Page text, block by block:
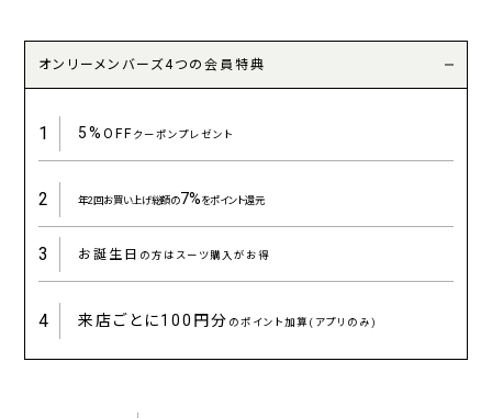
オンリーメンバーズ4つの会員特典
1 5%OFFクーポンプレゼント
2 年2回お買い上げ総額の7%をポイント還元
3 お誕生日 の方はスーツ購入がお得
4 来店ごとに100円分 のポイント加算(アプリのみ)